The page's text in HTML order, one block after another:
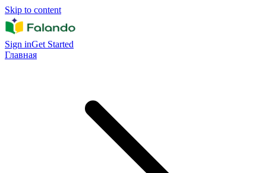
Skip to content
Sign inGet Started
Главная